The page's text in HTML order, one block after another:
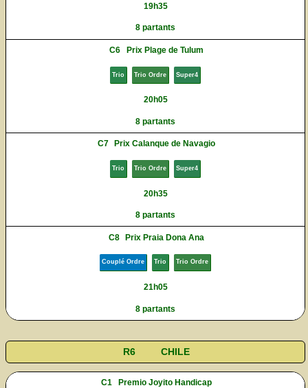
19h35
8 partants
C6 Prix Plage de Tulum
Trio Trio Ordre Super4
20h05
8 partants
C7 Prix Calanque de Navagio
Trio Trio Ordre Super4
20h35
8 partants
C8 Prix Praia Dona Ana
Couplé Ordre Trio Trio Ordre
21h05
8 partants
R6 CHILE
C1 Premio Joyito Handicap